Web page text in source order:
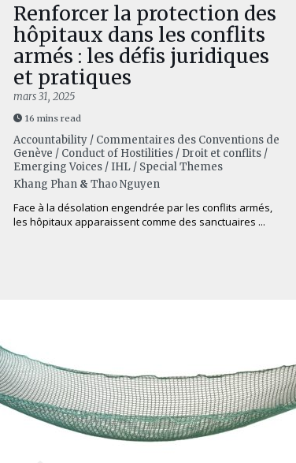
Renforcer la protection des
hôpitaux dans les conflits
armés : les défis juridiques
et pratiques
mars 31, 2025
16 mins read
Accountability / Commentaires des Conventions de
Genève / Conduct of Hostilities / Droit et conflits /
Emerging Voices / IHL / Special Themes
Khang Phan & Thao Nguyen
Face à la désolation engendrée par les conflits armés,
les hôpitaux apparaissent comme des sanctuaires ...